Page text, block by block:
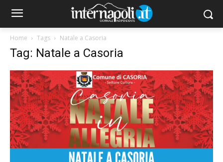
Home Tags Natale a Casoria
Tag: Natale a Casoria